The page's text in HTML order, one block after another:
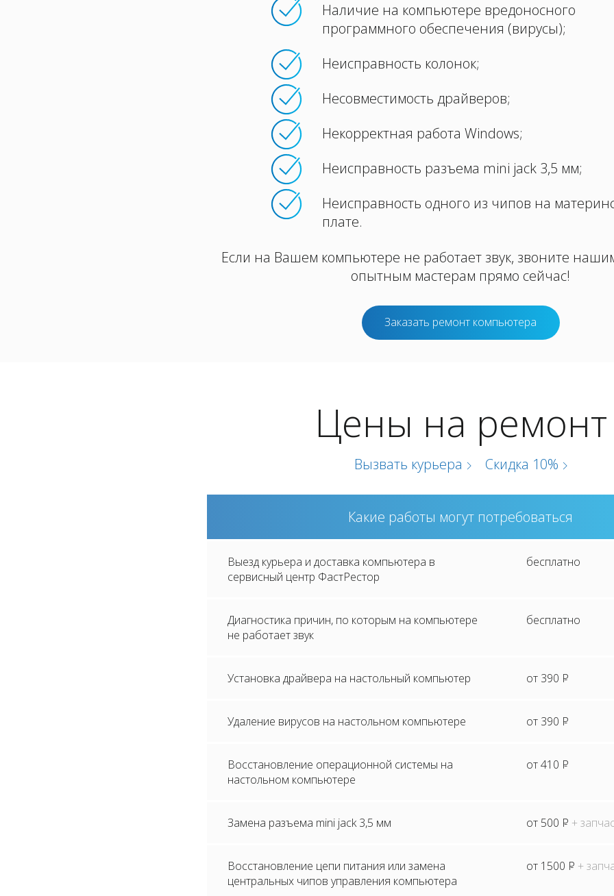
Наличие на компьютере вредоносного
программного обеспечения (вирусы);
Неисправность колонок;
Несовместимость драйверов;
Некорректная работа Windows;
Неисправность разъема mini jack 3,5 мм;
Неисправность одного из чипов на
плате.
Если на Вашем компьютере не работает звук, звоните
опытным мастерам прямо сейчас!
Заказать ремонт компьютера
Цены на ремонт
Вызвать курьера Скидка 10%
Какие работы могут потребоваться
Выезд курьера и доставка компьютера в
сервисный центр ФастРестор
бесплатно
Диагностика причин, по которым на компьютере
не работает звук
бесплатно
Установка драйвера на настольный компьютер от 390 P
Удаление вирусов на настольном компьютере от 390 P
Восстановление операционной системы на
настольном компьютере
от 410 P
Замена разъема mini jack 3,5 мм от 500 P +
Восстановление цепи питания или замена
центральных чипов управления компьютера
от 1500 P +